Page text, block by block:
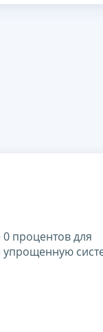
процентов для
упрощенную